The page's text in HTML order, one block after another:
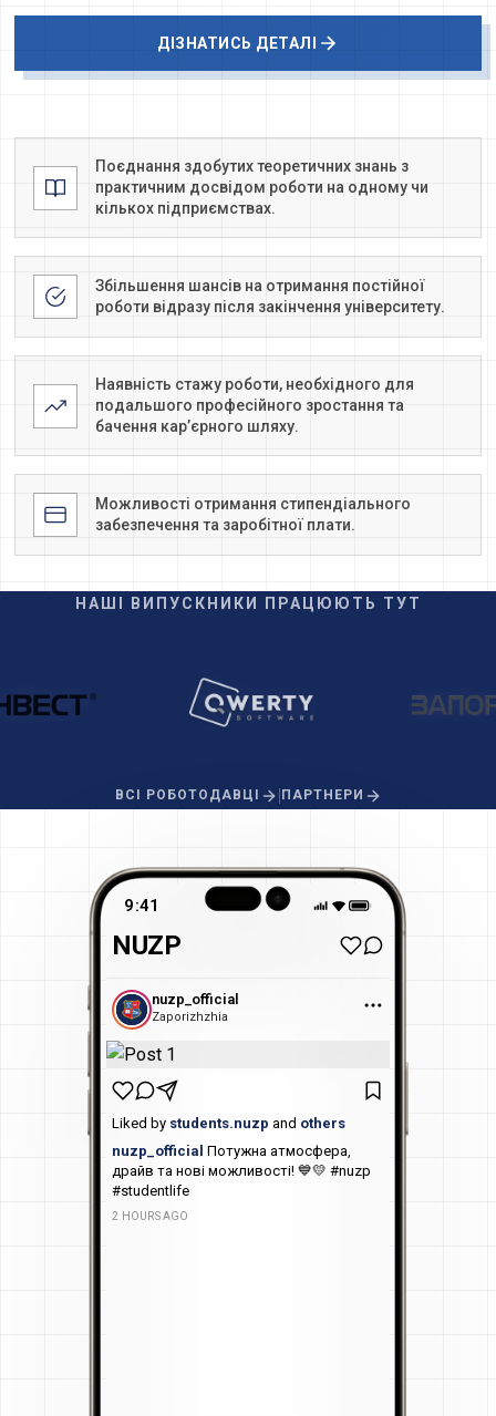
ДІЗНАТИСЬ ДЕТАЛІ
Поєднання здобутих теоретичних знань з
практичним досвідом роботи на одному чи
кількох підприємствах.
Збільшення шансів на отримання постійної
роботи відразу після закінчення університету.
Наявність стажу роботи, необхідного для
подальшого професійного зростання та
бачення кар’єрного шляху.
Можливості отримання стипендіального
забезпечення та заробітної плати.
НАШІ ВИПУСКНИКИ ПРАЦЮЮТЬ ТУТ
ВСІ РОБОТОДАВЦІ |ПАРТНЕРИ
9:41
NUZP
nuzp_official
Liked by students.nuzp
nuzp_official
Потужна атмосфера,
драйв та нові можливості! 💙💛 #nuzp